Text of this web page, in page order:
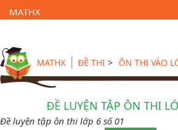
MATHX
MATHX ĐỀ THI > ÔN THI VÀO
ĐỀ LUYỆN TẬP ÔN THI
Đề luyện tập ôn thi lớp 6 số 01